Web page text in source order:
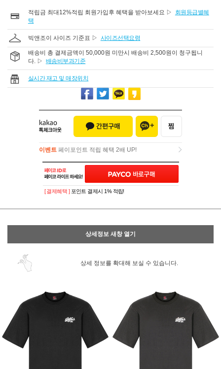
적립금 최대12%적립 회원가입후 혜택을 받아보세요 ▷
회원등급별혜
택
빅앤조이 사이즈 기준표 ▷ 사이즈선택요령
배송비 총 결제금액이 50,000원 미만시 배송비 2,500원이 청구됩니
다. ▷ 배송비부과기준
실시간 재고 및 매장위치
이벤트 페이포인트 적립 혜택 2배 UP!
이벤트페이포인트 적립 혜택 2배 UP!
[ 결제혜택 ] 포인트 결제시 1% 적립!
상세정보 새창 열기
상세 정보를 확대해 보실 수 있습니다.